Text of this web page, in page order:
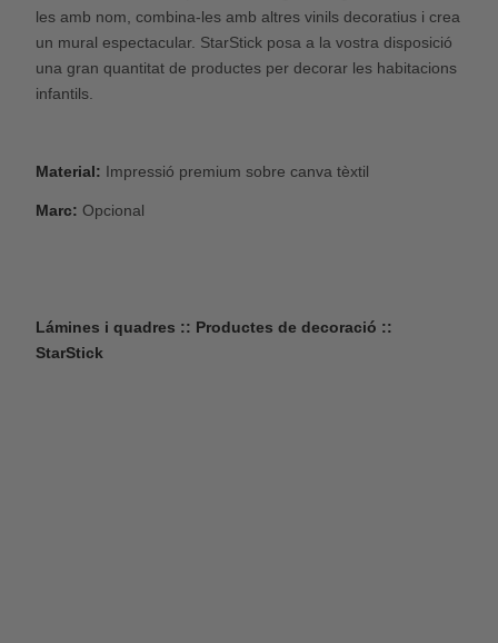
les amb nom, combina-les amb altres vinils decoratius i crea
un mural espectacular. StarStick posa a la vostra disposició
una gran quantitat de productes per decorar les habitacions
infantils.
Material: Impressió premium sobre canva tèxtil
Marc: Opcional
Lámines i quadres :: Productes de decoració ::
StarStick